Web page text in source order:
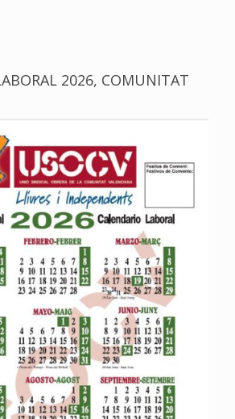
2026, COMUNITAT